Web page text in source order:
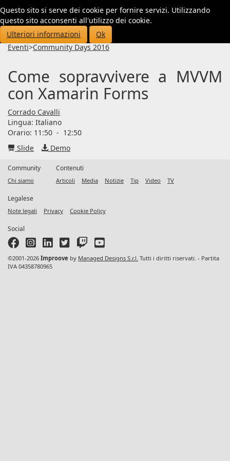
Questo sito si serve dei cookie per fornire servizi. Utilizzando
questo sito acconsenti all'utilizzo dei cookie.
Ulteriori informazioni
Ok
Eventi>Community Days 2016
Come sopravvivere a MVVM
con Xamarin Forms
Corrado Cavalli
Lingua: Italiano
Orario: 11:50 - 12:50
Slide
Demo
Community
Chi siamo
Contenuti
Articoli Media Notizie Tip Video TV
Legalese
Note legali Privacy Cookie Policy
Social
©2001-2026 Improove by Managed Designs S.r.l. Tutti i diritti riservati. - Partita
IVA 04358780965